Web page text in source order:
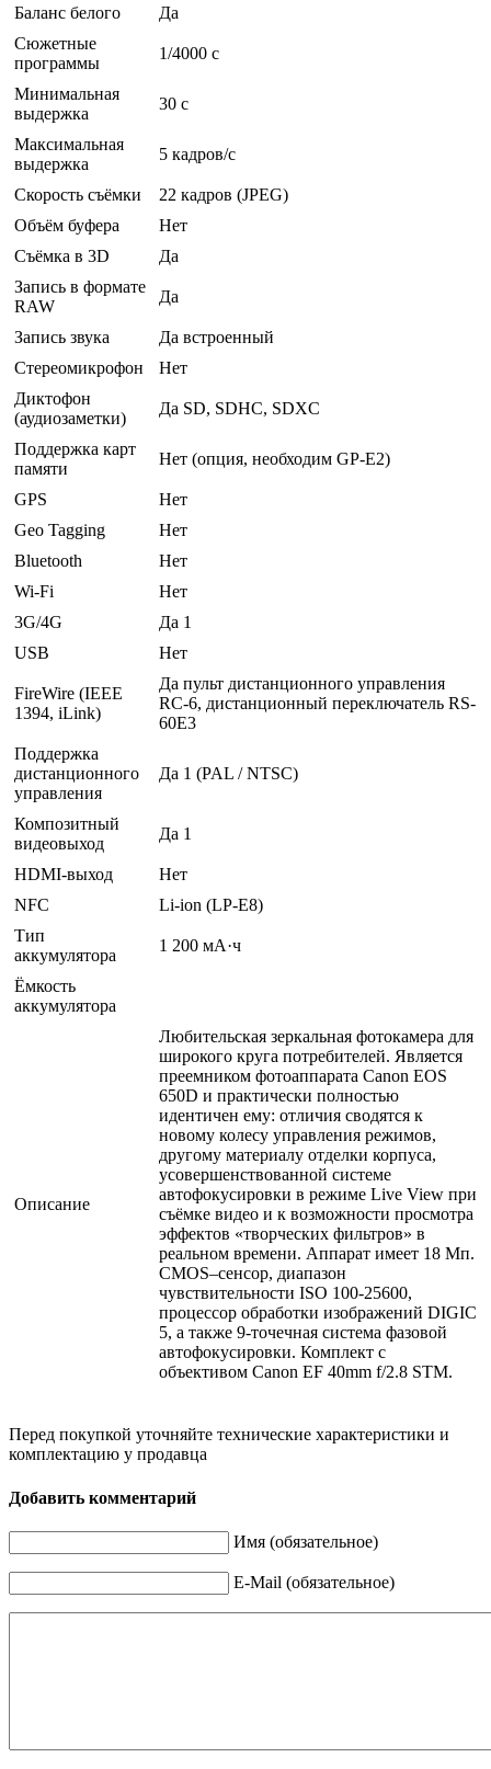
Баланс белого
Да
Сюжетные
программы
1/4000 c
Минимальная
выдержка
30 c
Максимальная
выдержка
5 кадров/с
Скорость съёмки
22 кадров (JPEG)
Объём буфера
Нет
Съёмка в 3D
Да
Запись в формате
RAW
Да
Запись звука
Да встроенный
Стереомикрофон
Нет
Диктофон
(аудиозаметки)
Да SD, SDHC, SDXC
Поддержка карт
памяти
Нет (опция, необходим GP-E2)
GPS
Нет
Geo Tagging
Нет
Bluetooth
Нет
Wi-Fi
Нет
3G/4G
Да 1
USB
Нет
FireWire (IEEE
1394, iLink)
Да пульт дистанционного управления
RC-6, дистанционный переключатель RS-
60E3
Поддержка
дистанционного
управления
Да 1 (PAL / NTSC)
Композитный
видеовыход
Да 1
HDMI-выход
Нет
NFC
Li-ion (LP-E8)
Тип
аккумулятора
1 200 мА·ч
Ёмкость
аккумулятора
Описание
Любительская зеркальная фотокамера для
широкого круга потребителей. Является
преемником фотоаппарата Canon EOS
650D и практически полностью
идентичен ему: отличия сводятся к
новому колесу управления режимов,
другому материалу отделки корпуса,
усовершенствованной системе
автофокусировки в режиме Live View при
съёмке видео и к возможности просмотра
эффектов «творческих фильтров» в
реальном времени. Аппарат имеет 18 Мп.
CMOS–сенсор, диапазон
чувствительности ISO 100-25600,
процессор обработки изображений DIGIC
5, а также 9-точечная система фазовой
автофокусировки. Комплект с
объективом Canon EF 40mm f/2.8 STM.
Перед покупкой уточняйте технические характеристики и
комплектацию у продавца
Добавить комментарий
Имя (обязательное)
E-Mail (обязательное)